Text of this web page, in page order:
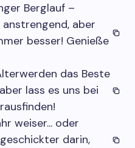
Berglauf –
aber
besser! Genieße
das Beste
lass es uns bei
weiser... oder
darin,